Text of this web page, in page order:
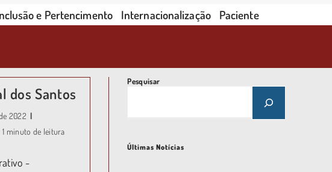
e Pertencimento Internacionalização Paciente
dos Santos
2022
1 minuto de leitura
-
Pesquisar
Últimas Notícias